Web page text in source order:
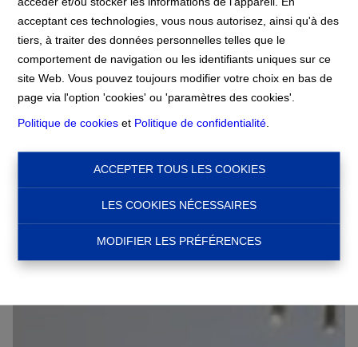
acceptant ces technologies, vous nous autorisez, ainsi qu'à des
tiers, à traiter des données personnelles telles que le
comportement de navigation ou les identifiants uniques sur ce
site Web. Vous pouvez toujours modifier votre choix en bas de
page via l'option 'cookies' ou 'paramètres des cookies'.
Politique de cookies et Politique de confidentialité
ACCEPTER TOUS LES COOKIES
LES COOKIES NÉCESSAIRES
MODIFIER LES PRÉFÉRENCES
Accueil À Louer
Bel appartement meublé 3
chambre
1160 Auderghem € 2.300